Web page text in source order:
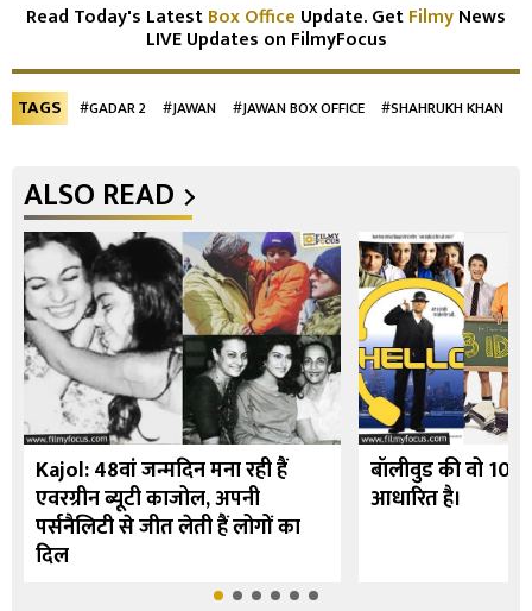
Read Today's LatestBox Office Update. GetFilmyNews
LIVE Updates on FilmyFocus
TAGS #GADAR 2 #JAWAN #JAWAN BOX OFFICE #SHAHRUKH KHAN
ALSO READ
Kajol: 48वां जन्मदिन मना रही हैं
एवरग्रीन ब्यूटी काजोल, अपनी
पर्सनैलिटी से जीत लेती हैं लोगों का
दिल
बॉलीवुड की वो 10
आधारित है।